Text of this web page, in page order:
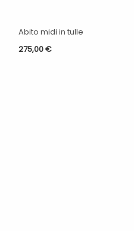
Abito midi in tulle
275,00€